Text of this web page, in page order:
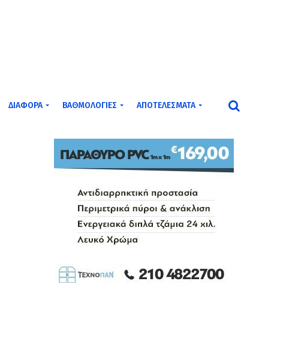
ΔΙΆΦΟΡΑ ΒΑΘΜΟΛΟΓΊΕΣ ΑΠΟΤΕΛΈΣΜΑΤΑ